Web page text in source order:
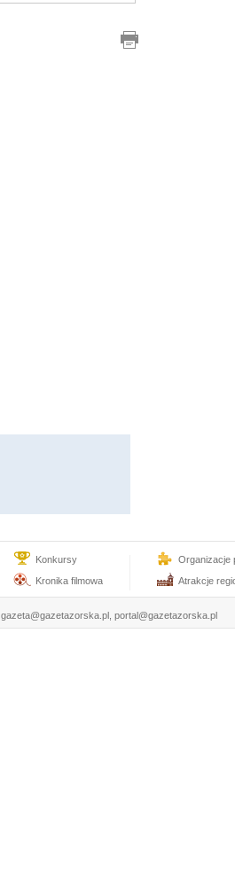
Konkursy
Kronika filmowa
Organizacje
Atrakcje
gazeta@gazetazorska.pl portal@gazetazorska.pl